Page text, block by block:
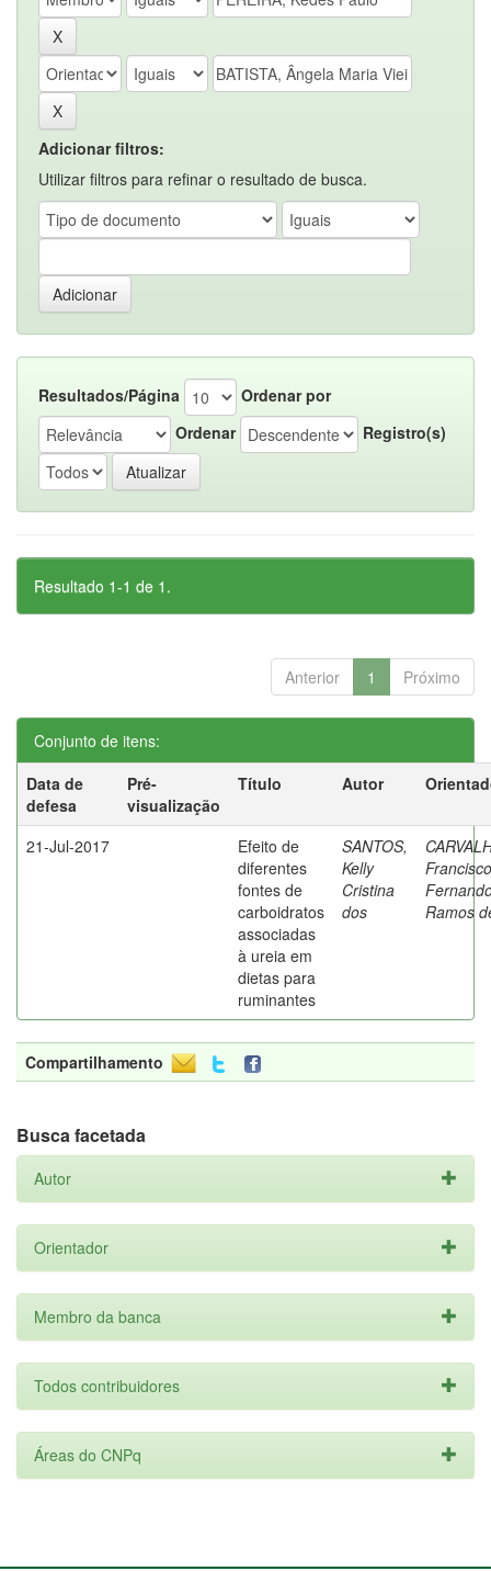
Adicionar filtros:
Utilizar filtros para refinar o resultado de busca.
Resultados/Página
Ordenar por
Ordenar
Registro(s)
Resultado 1-1 de 1.
Anterior 1 Próximo
Conjunto de itens:
Data de
defesa
Pré-
visualização
Título Autor
21-Jul-2017
Efeito de
diferentes
fontes de
carboidratos
associadas
à ureia em
dietas para
ruminantes
SANTOS,
Kelly
Cristina
dos
Francisco
Ramos
Compartilhamento
Busca facetada
Autor
Orientador
Membro da banca
Todos contribuidores
Áreas do CNPq